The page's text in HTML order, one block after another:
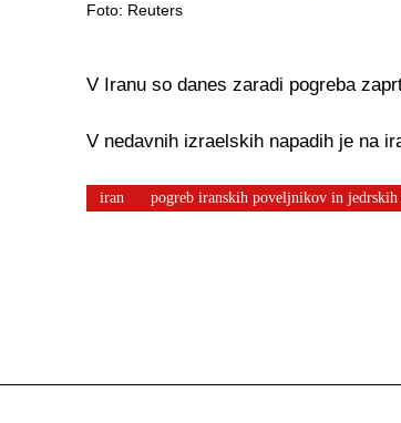
Foto: Reuters
V Iranu so danes zaradi pogreba
V nedavnih izraelskih napadih je na
iran pogreb iranskih poveljnikov in jedrskih